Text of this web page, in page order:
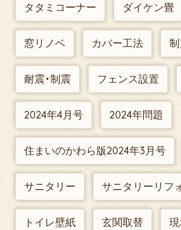
タタミコーナー ダイケン畳
窓リノベ カバー工法
耐震・制震 フェンス設置
2024年4月号 2024年問題
住まいのかわら版2024年3月号
サニタリー サニタリーリフ
トイレ壁紙 玄関取替